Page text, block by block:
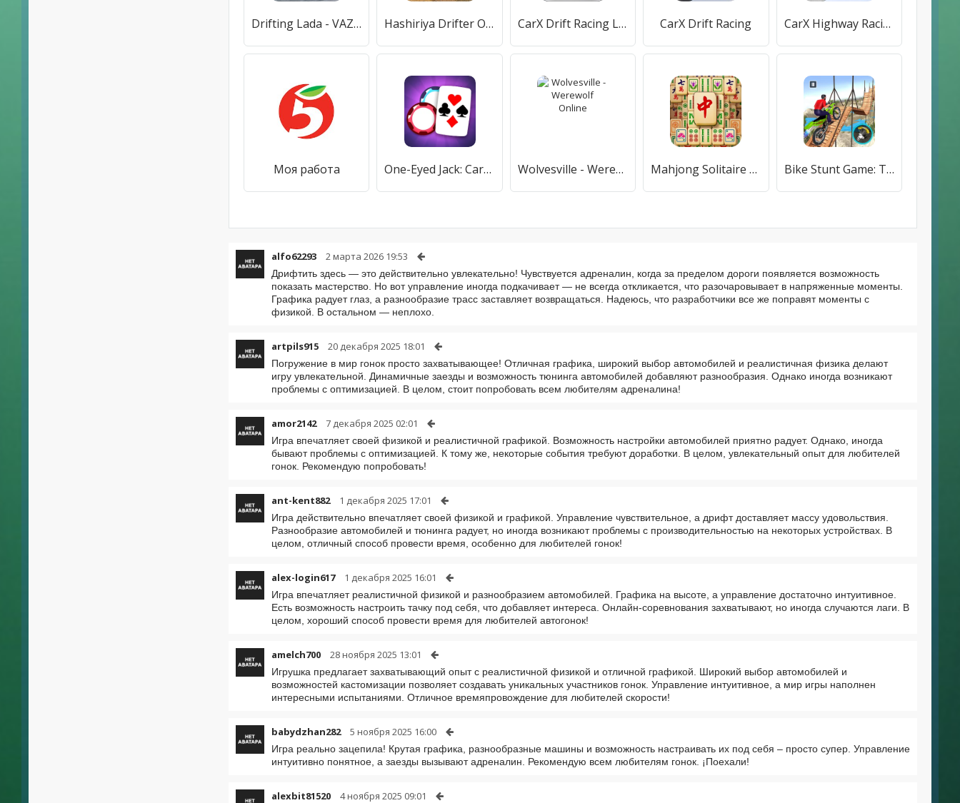
Drifting Lada - VAZ Car Drift Racing Hashiriya Drifter Online Drift Racing Multiplayer CarX Drift Racing Lite CarX Drift Racing CarX Highway Racing
Моя работа One-Eyed Jack: Card game Wolvesville - Werewolf Online Mahjong Solitaire - Master Bike Stunt Game: Tricks Master
alfo62293 2 марта 2026 19:53
Дрифтить здесь — это действительно увлекательно! Чувствуется адреналин, когда за пределом дороги появляется возможность
показать мастерство. Но вот управление иногда подкачивает — не всегда откликается, что разочаровывает в напряженные моменты.
Графика радует глаз, а разнообразие трасс заставляет возвращаться. Надеюсь, что разработчики все же поправят моменты с
физикой. В остальном — неплохо.
artpils915 20 декабря 2025 18:01
Погружение в мир гонок просто захватывающее! Отличная графика, широкий выбор автомобилей и реалистичная физика делают
игру увлекательной. Динамичные заезды и возможность тюнинга автомобилей добавляют разнообразия. Однако иногда возникают
проблемы с оптимизацией. В целом, стоит попробовать всем любителям адреналина!
amor2142 7 декабря 2025 02:01
Игра впечатляет своей физикой и реалистичной графикой. Возможность настройки автомобилей приятно радует. Однако, иногда
бывают проблемы с оптимизацией. К тому же, некоторые события требуют доработки. В целом, увлекательный опыт для любителей
гонок. Рекомендую попробовать!
ant-kent882 1 декабря 2025 17:01
Игра действительно впечатляет своей физикой и графикой. Управление чувствительное, а дрифт доставляет массу удовольствия.
Разнообразие автомобилей и тюнинга радует, но иногда возникают проблемы с производительностью на некоторых устройствах. В
целом, отличный способ провести время, особенно для любителей гонок!
alex-login617 1 декабря 2025 16:01
Игра впечатляет реалистичной физикой и разнообразием автомобилей. Графика на высоте, а управление достаточно интуитивное.
Есть возможность настроить тачку под себя, что добавляет интереса. Онлайн-соревнования захватывают, но иногда случаются лаги. В
целом, хороший способ провести время для любителей автогонок!
amelch700 28 ноября 2025 13:01
Игрушка предлагает захватывающий опыт с реалистичной физикой и отличной графикой. Широкий выбор автомобилей и
возможностей кастомизации позволяет создавать уникальных участников гонок. Управление интуитивное, а мир игры наполнен
интересными испытаниями. Отличное времяпровождение для любителей скорости!
babydzhan282 5 ноября 2025 16:00
Игра реально зацепила! Крутая графика, разнообразные машины и возможность настраивать их под себя – просто супер. Управление
интуитивно понятное, а заезды вызывают адреналин. Рекомендую всем любителям гонок. ¡Поехали!
alexbit81520 4 ноября 2025 09:01